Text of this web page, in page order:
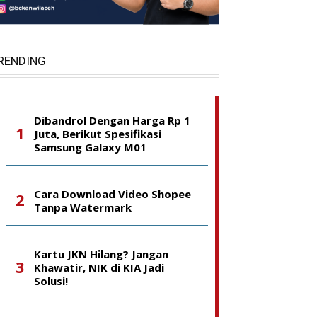
Dibandrol Dengan Harga Rp 1
Juta, Berikut Spesifikasi
Samsung Galaxy M01
Cara Download Video Shopee
Tanpa Watermark
Kartu JKN Hilang? Jangan
Khawatir, NIK di KIA Jadi
Solusi!